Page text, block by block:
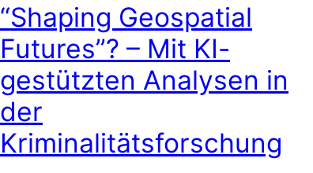
“Shaping Geospatial
Futures”? – Mit KI-
gestützten Analysen in
der
Kriminalitätsforschung